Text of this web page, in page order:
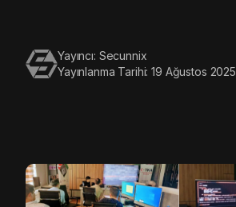
Yayıncı: Secunnix
Yayınlanma Tarihi: 19 Ağustos 2025